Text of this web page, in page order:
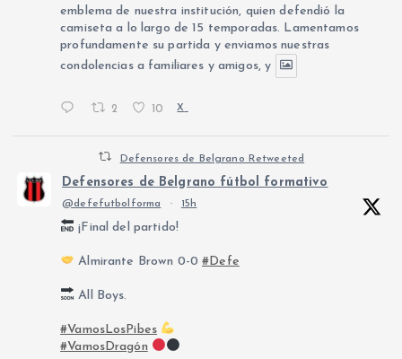
emblema de nuestra institución, quien defendió la
camiseta a lo largo de 15 temporadas. Lamentamos
profundamente su partida y enviamos nuestras
condolencias a familiares y amigos, y
2 10 X
Defensores de Belgrano Retweeted
Defensores de Belgrano fútbol formativo
@defefutbolforma · 15h
¡Final del partido!
Almirante Brown 0-0#Defe
All Boys.
#VamosLosPibes
#VamosDragón